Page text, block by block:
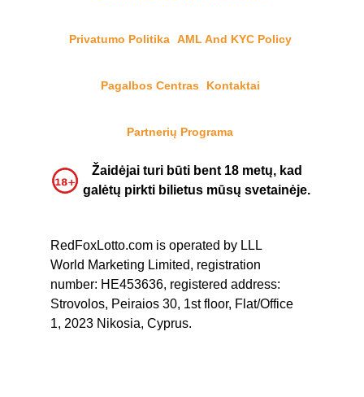
Privatumo Politika AML And KYC Policy
Pagalbos Centras Kontaktai
Partnerių Programa
Žaidėjai turi būti bent 18 metų, kad
galėtų pirkti bilietus mūsų svetainėje.
RedFoxLotto.com is operated by LLL
World Marketing Limited, registration
number: HE453636, registered address:
Strovolos, Peiraios 30, 1st floor, Flat/Office
1, 2023 Nikosia, Cyprus.